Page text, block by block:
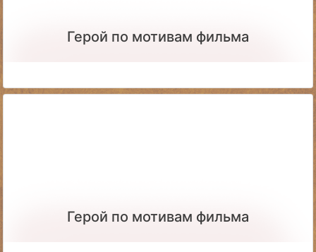
Герой по мотивам фильма
Герой по мотивам фильма